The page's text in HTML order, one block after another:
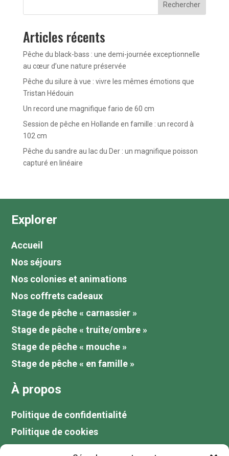
Rechercher
Articles récents
Pêche du black-bass : une demi-journée exceptionnelle
au cœur d’une nature préservée
Pêche du silure à vue : vivre les mêmes émotions que
Tristan Hédouin
Un record une magnifique fario de 60 cm
Session de pêche en Hollande en famille : un record à
102 cm
Pêche du sandre au lac du Der : un magnifique poisson
capturé en linéaire
Explorer
Accueil
Nos séjours
Nos colonies et animations
Nos coffrets cadeaux
Stage de pêche « carnassier »
Stage de pêche « truite/ombre »
Stage de pêche « mouche »
Stage de pêche « en famille »
À propos
Politique de confidentialité
Politique de cookies